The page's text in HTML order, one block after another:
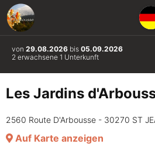
von 29.08.2026 bis 05.09.2026
2 erwachsene 1 Unterkunft
Les Jardins
2560 Route D'Arbousse - 30270 ST
Auf Karte anzeigen